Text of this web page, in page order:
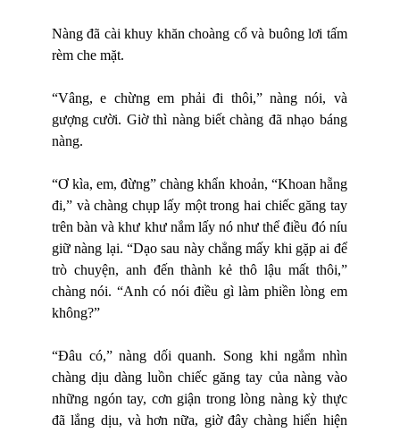
Nàng đã cài khuy khăn choàng cổ và buông lơi tấm
rèm che mặt.
“Vâng, e chừng em phải đi thôi,” nàng nói, và
gượng cười. Giờ thì nàng biết chàng đã nhạo báng
nàng.
“Ơ kìa, em, đừng” chàng khẩn khoản, “Khoan hẵng
đi,” và chàng chụp lấy một trong hai chiếc găng tay
trên bàn và khư khư nắm lấy nó như thể điều đó níu
giữ nàng lại. “Dạo sau này chẳng mấy khi gặp ai để
trò chuyện, anh đến thành kẻ thô lậu mất thôi,”
chàng nói. “Anh có nói điều gì làm phiền lòng em
không?”
“Đâu có,” nàng dối quanh. Song khi ngắm nhìn
chàng dịu dàng luồn chiếc găng tay của nàng vào
những ngón tay, cơn giận trong lòng nàng kỳ thực
đã lắng dịu, và hơn nữa, giờ đây chàng hiển hiện